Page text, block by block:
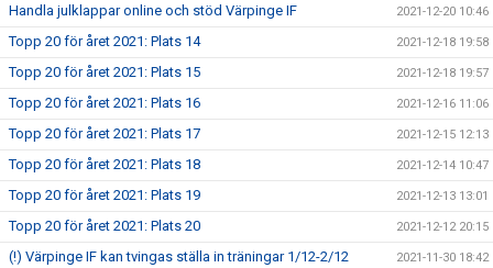
Handla julklappar online och stöd Värpinge IF 2021-12-20 10:46
Topp 20 för året 2021: Plats 14 2021-12-18 19:58
Topp 20 för året 2021: Plats 15 2021-12-18 19:57
Topp 20 för året 2021: Plats 16 2021-12-16 11:06
Topp 20 för året 2021: Plats 17 2021-12-15 12:13
Topp 20 för året 2021: Plats 18 2021-12-14 10:47
Topp 20 för året 2021: Plats 19 2021-12-13 13:01
Topp 20 för året 2021: Plats 20 2021-12-12 20:15
(!) Värpinge IF kan tvingas ställa in träningar 1/12-2/12 2021-11-30 18:42